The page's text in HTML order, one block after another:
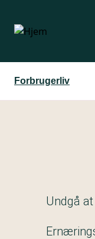
hovedindhold
Forbrugerliv
Undgå